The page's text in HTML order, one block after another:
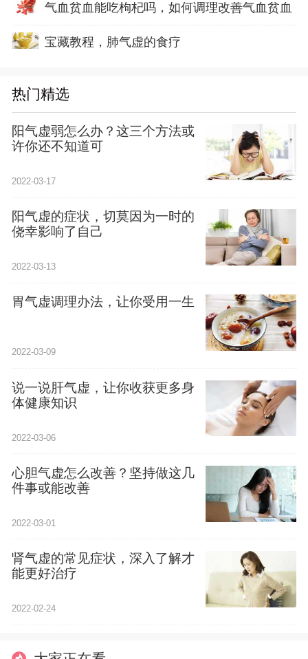
气血贫血能吃枸杞吗，如何调理改善气血贫血
宝藏教程，肺气虚的食疗
热门精选
阳气虚弱怎么办？这三个方法或
许你还不知道可
2022-03-17
阳气虚的症状，切莫因为一时的
侥幸影响了自己
2022-03-13
胃气虚调理办法，让你受用一生
2022-03-09
说一说肝气虚，让你收获更多身
体健康知识
2022-03-06
心胆气虚怎么改善？坚持做这几
件事或能改善
2022-03-01
肾气虚的常见症状，深入了解才
能更好治疗
2022-02-24